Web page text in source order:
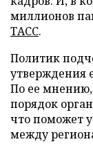
миллионов
ТАСС.
Политик
утверждения
По ее мнению,
порядок
что поможет
между